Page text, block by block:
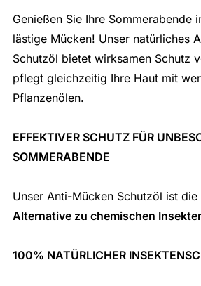
Genießen Sie Ihre Sommerabende
lästige Mücken! Unser natürliches
Schutzöl bietet wirksamen Schutz
pflegt gleichzeitig Ihre Haut mit
Pflanzenölen.
EFFEKTIVER SCHUTZ FÜR
SOMMERABENDE
Unser Anti-Mücken Schutzöl ist die
Alternative zu chemischen
100% NATÜRLICHER